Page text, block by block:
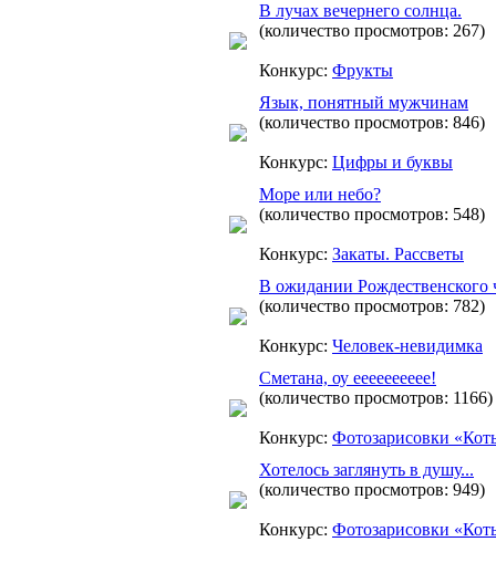
В лучах вечернего солнца.
(количество просмотров: 267)
Конкурс: Фрукты
Язык, понятный мужчинам
(количество просмотров: 846)
Конкурс: Цифры и буквы
Море или небо?
(количество просмотров: 548)
Конкурс: Закаты. Рассветы
В ожидании Рождественского
(количество просмотров: 782)
Конкурс: Человек-невидимка
Сметана, оу ееееееееее!
(количество просмотров: 1166)
Конкурс: Фотозарисовки
Хотелось заглянуть в душу...
(количество просмотров: 949)
Конкурс: Фотозарисовки